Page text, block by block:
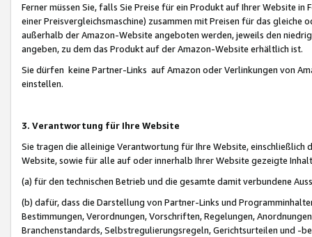
Ferner müssen Sie, falls Sie Preise für ein Produkt auf Ihrer Website
einer Preisvergleichsmaschine) zusammen mit Preisen für das
außerhalb der Amazon-Website angeboten werden, jeweils den
angeben, zu dem das Produkt auf der Amazon-Website erhältlich ist.
Sie dürfen keine Partner-Links auf Amazon oder Verlinkungen von
einstellen.
3. Verantwortung für Ihre Website
Sie tragen die alleinige Verantwortung für Ihre Website,
Website, sowie für alle auf oder innerhalb Ihrer Website gezeigte
(a) für den technischen Betrieb und die gesamte damit verbundene
(b) dafür, dass die Darstellung von Partner-Links und
Bestimmungen, Verordnungen, Vorschriften, Regelungen,
Branchenstandards, Selbstregulierungsregeln, Gerichtsurteilen und -